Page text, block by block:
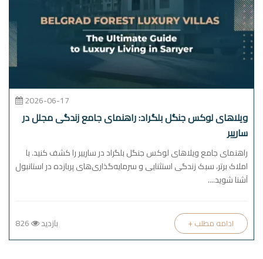
2026-06-17
ویلاهای لوکس جنگل بلگراد: راهنمای جامع زندگی مجلل در
سارییر
راهنمای جامع ویلاهای لوکس جنگل بلگراد در سارییر را کشف کنید. با
املاک برتر، سبک زندگی استثنایی و سرمایه‌گذاری‌های پربازده در استانبول
آشنا شوید....
بازدید + ادامه مطلب